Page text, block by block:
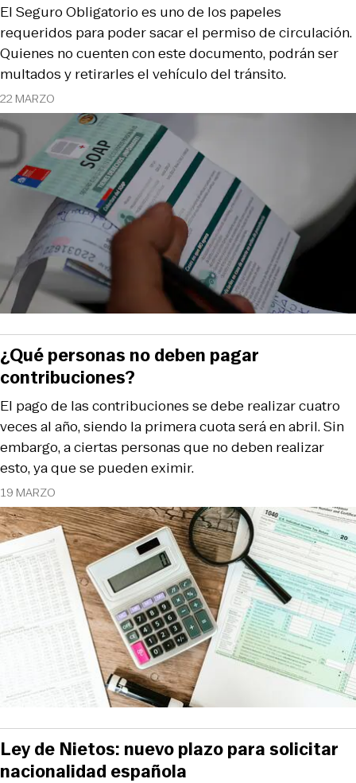
22 MARZO
El Seguro Obligatorio es uno de los papeles
requeridos para poder sacar el permiso de circulación.
Quienes no cuenten con este documento, podrán ser
multados y retirarles el vehículo del tránsito.
19 MARZO
El pago de las contribuciones se debe realizar cuatro
veces al año, siendo la primera cuota será en abril. Sin
embargo, a ciertas personas que no deben realizar
esto, ya que se pueden eximir.
¿Qué personas no deben pagar
contribuciones?
Ley de Nietos: nuevo plazo para solicitar
nacionalidad española